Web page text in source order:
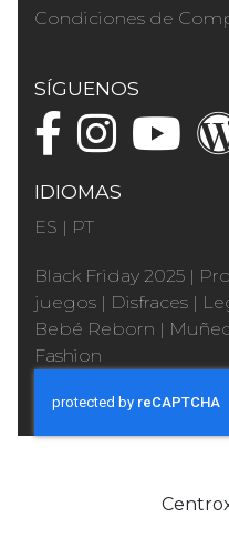
Condiciones de
SÍGUENOS
IDIOMAS
ES | PT
Black Friday 2025 |
juegos | Disfraces |
Bebé Reborn |
Fashion